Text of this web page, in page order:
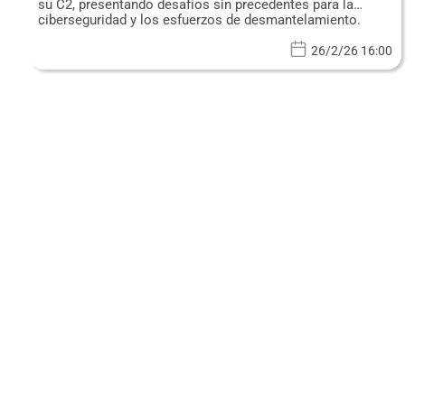
su C2, presentando desafíos sin precedentes para la
ciberseguridad y los esfuerzos de desmantelamiento.
26/2/26 16:00